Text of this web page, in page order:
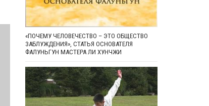
«ПОЧЕМУ ЧЕЛОВЕЧЕСТВО – ЭТО ОБЩЕСТВО
ЗАБЛУЖДЕНИЯ», СТАТЬЯ ОСНОВАТЕЛЯ
ФАЛУНЬГУН МАСТЕРА ЛИ ХУНЧЖИ